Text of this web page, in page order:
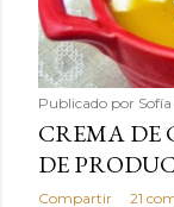
Publicado por
CREMA DE
DE
Compartir 21